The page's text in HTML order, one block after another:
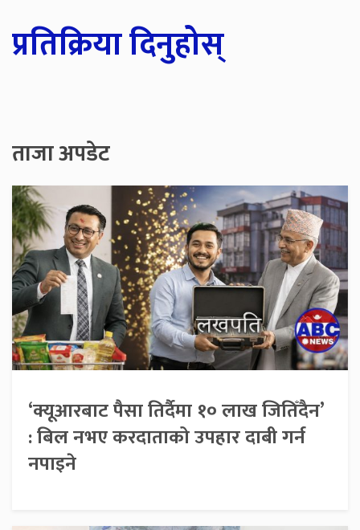
प्रतिक्रिया दिनुहोस्
ताजा अपडेट
‘क्यूआरबाट पैसा तिर्दैमा १० लाख जितिँदैन’
: बिल नभए करदाताको उपहार दाबी गर्न
नपाइने